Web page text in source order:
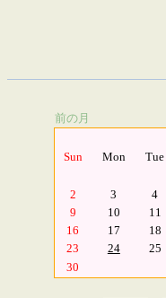
前の月
Sun Mon Tue
2
3 4
9
10 11
16
17 18
23
24 25
30